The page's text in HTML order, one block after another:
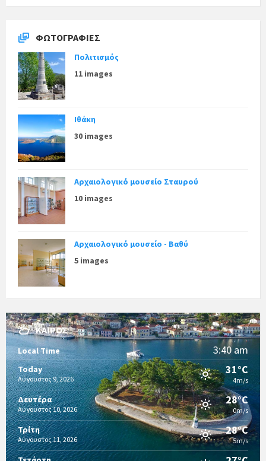
ΦΩΤΟΓΡΑΦΊΕΣ
Πολιτισμός
11 images
Ιθάκη
30 images
Αρχαιολογικό μουσείο Σταυρού
10 images
Αρχαιολογικό μουσείο - Βαθύ
5 images
ΚΑΙΡΌΣ
Local Time 3:40 am
Today
Αύγουστος 9, 2026
31°C
4m/s
Δευτέρα
Αύγουστος 10, 2026
28°C
0m/s
Τρίτη
Αύγουστος 11, 2026
28°C
5m/s